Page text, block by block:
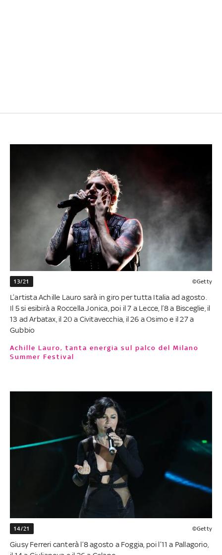
13/21 ©Getty
L’artista Achille Lauro sarà in giro per tutta Italia ad agosto.
Il 5 si esibirà a Roccella Jonica, poi il 7 a Lecce, l’8 a Bisceglie, il
13 ad Arbatax, il 20 a Civitavecchia, il 26 a Osimo e il 27 a
Gubbio
Achille Lauro, tanta energia sul palco del Milano
Summer Festival
14/21 ©Getty
Giusy Ferreri canterà l’8 agosto a Foggia, poi l’11 a Pallagorio,